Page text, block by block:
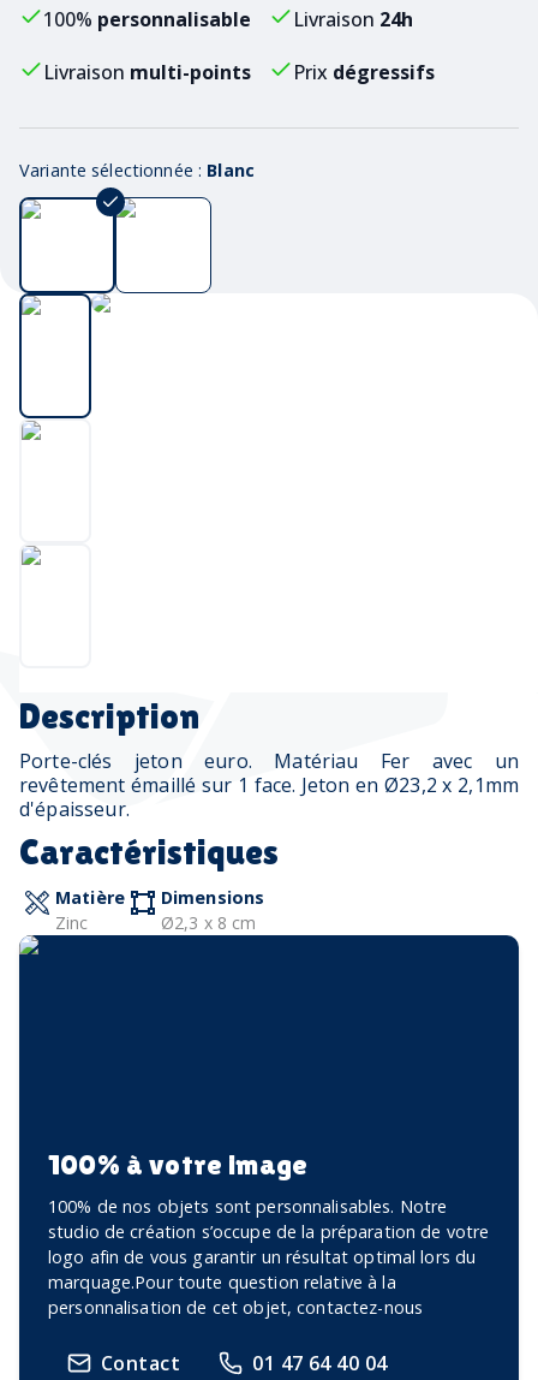
Description
Porte-clés jeton euro. Matériau Fer avec un
revêtement émaillé sur 1 face. Jeton en Ø23,2 x 2,1mm
d'épaisseur.
Caractéristiques
Matière
Zinc
Dimensions
Ø2,3 x 8 cm
100% à votre image
100% de nos objets sont personnalisables. Notre
studio de création s’occupe de la préparation de votre
logo afin de vous garantir un résultat optimal lors du
marquage.Pour toute question relative à la
personnalisation de cet objet, contactez-nous
Contact 01 47 64 40 04
100% personnalisable Livraison 24h
Livraison multi-points Prix dégressifs
Variante sélectionnée : Blanc